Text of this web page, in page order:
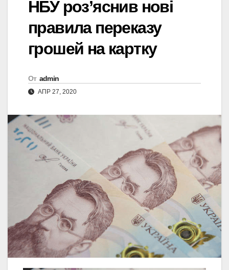
НБУ роз’яснив нові
правила переказу
грошей на картку
От admin
АПР 27, 2020